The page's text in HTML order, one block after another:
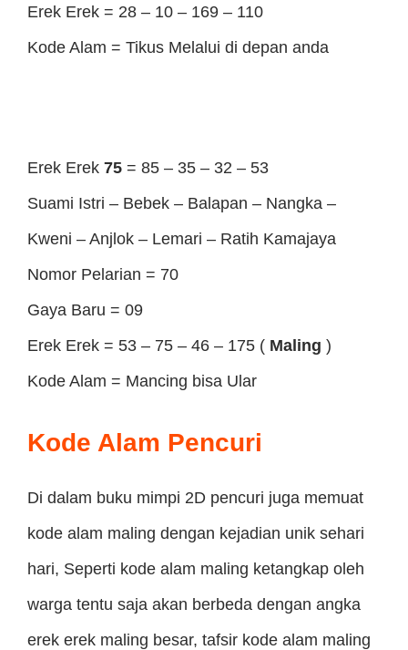
Erek Erek = 28 – 10 – 169 – 110
Kode Alam = Tikus Melalui di depan anda
Erek Erek 75 = 85 – 35 – 32 – 53
Suami Istri – Bebek – Balapan – Nangka –
Kweni – Anjlok – Lemari – Ratih Kamajaya
Nomor Pelarian = 70
Gaya Baru = 09
Erek Erek = 53 – 75 – 46 – 175 ( Maling )
Kode Alam = Mancing bisa Ular
Kode Alam Pencuri
Di dalam buku mimpi 2D pencuri juga memuat
kode alam maling dengan kejadian unik sehari
hari, Seperti kode alam maling ketangkap oleh
warga tentu saja akan berbeda dengan angka
erek erek maling besar, tafsir kode alam maling